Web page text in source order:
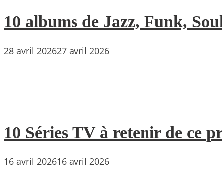
10 albums de Jazz, Funk,
28 avril 202627 avril 2026
10 Séries TV à retenir de ce
16 avril 202616 avril 2026